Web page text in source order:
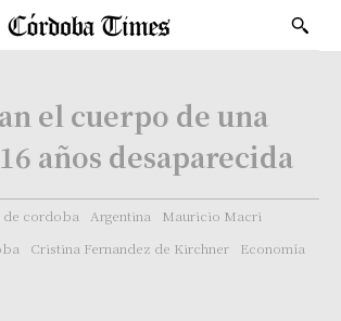
el cuerpo de una
años desaparecida
cordoba Argentina
Mauricio Macri
Cristina Fernandez de Kirchner
Economía